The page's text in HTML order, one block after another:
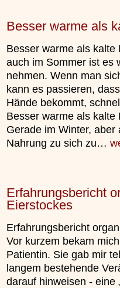
Besser warme als
Besser warme als
auch im Sommer ist es
nehmen. Wenn man
kann es passieren,
Hände bekommt,
Besser warme als kalte
Gerade im Winter,
Nahrung zu sich zu…
Erfahrungsbericht
Eierstockes
Erfahrungsbericht
Vor kurzem bekam
Patientin. Sie gab mir
langem bestehende
darauf hinweisen - eine